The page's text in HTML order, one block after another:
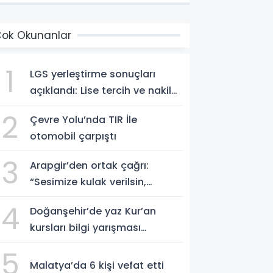
Okunanlar
1
LGS yerleştirme sonuçları
açıklandı: Lise tercih ve nakil
2
Çevre Yolu’nda TIR İle
otomobil çarpıştı
3
Arapgir’den ortak çağrı:
“Sesimize kulak verilsin,
4
Doğanşehir’de yaz Kur’an
kursları bilgi yarışması
5 Malatya’da 6 kişi vefat etti